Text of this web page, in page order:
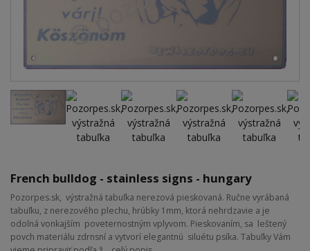
French bulldog - stainless signs - hungary
Pozorpes.sk, výstražná tabuľka nerezová pieskovaná. Ručne vyrábaná
tabuľku, z nerezového plechu, hrúbky 1mm, ktorá nehrdzavie a je
odolná vonkajším poveternostným vplyvom. Pieskovaním, sa leštený
povch materiálu zdrnsní a vytvorí elegantnú siluétu psíka. Tabuľky Vám